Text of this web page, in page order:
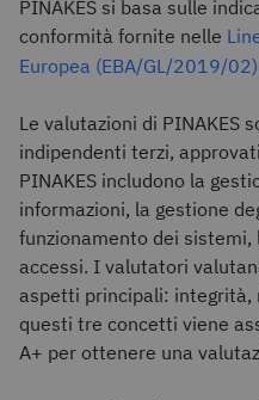
PINAKES si basa sulle
conformità fornite nelle
Europea (EBA/GL/2019/02)
Le valutazioni di PINAKES
indipendenti terzi,
PINAKES includono la
informazioni, la gestione
funzionamento dei
accessi. I valutatori
aspetti principali: integrità,
questi tre concetti viene
A+ per ottenere una